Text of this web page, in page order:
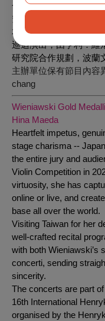
合作｜波蘭亨利．維尼
究院、波蘭文化及國家
本場音樂會為第十六屆
巡迴演出，由亨利．維
研究院合作規劃，波蘭
主辦單位保有節目內容
chang
Wieniawski Gold
Hina Maeda
Heartfelt impetus,
stage charisma --
the entire jury and
Violin Competition in
virtuosity, she has
online or live, and
base all over the world.
Visiting Taiwan for her
well-crafted recital
with both Wieniawski’s
concerti, sending
sincerity.
The concerts are part
16th International
organised by the